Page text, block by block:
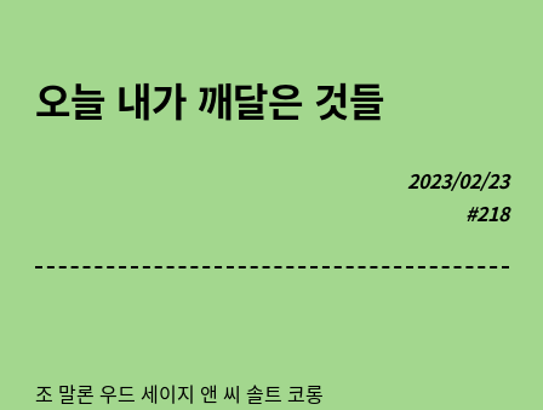
오늘 내가 깨달은 것들
2023/02/23
#218
조 말론 우드 세이지 앤 씨 솔트 코롱